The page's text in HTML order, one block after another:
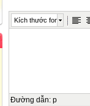
LESSON 1:
WARM-UP
Kích thước font
Đường dẫn: p